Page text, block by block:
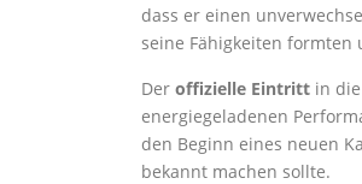
dass er einen
seine Fähigkeiten formten
Der offizielle Eintritt in
energiegeladenen
den Beginn eines neuen
bekannt machen sollte.